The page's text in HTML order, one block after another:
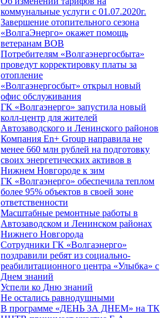
коммунальные услуги с 01.07.2020г.
Завершение отопительного сезона
«ВолгаЭнерго» окажет помощь
ветеранам ВОВ
Потребителям «Волгаэнергосбыта»
проведут корректировку платы за
отопление
«Волгаэнергосбыт» открыл новый
офис обслуживания
ГК «Волгаэнерго» запустила новый
колл-центр для жителей
Автозаводского и Ленинского районов
Компания En+ Group направила не
менее 660 млн рублей на подготовку
своих энергетических активов в
Нижнем Новгороде к зим
ГК «Волгаэнерго» обеспечила теплом
более 95% объектов в своей зоне
ответственности
Масштабные ремонтные работы в
Автозаводском и Ленинском районах
Нижнего Новгорода
Сотрудники ГК «Волгаэнерго»
поздравили ребят из социально-
реабилитационного центра «Улыбка» с
Днем знаний
Успели ко Дню знаний
Не остались равнодушными
В программе «ДЕНЬ ЗА ДНЕМ» на ТК